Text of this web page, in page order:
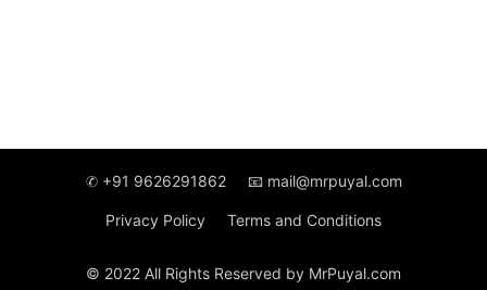
✆ +91 9626291862 📧 mail@mrpuyal.com
Privacy Policy Terms and Conditions
© 2022 All Rights Reserved by MrPuyal.com